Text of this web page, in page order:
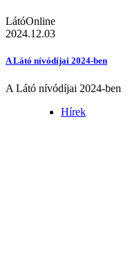
LátóOnline
2024.12.03
A Látó nívódíjai 2024-ben
A Látó nívódíjai 2024-ben
Hírek